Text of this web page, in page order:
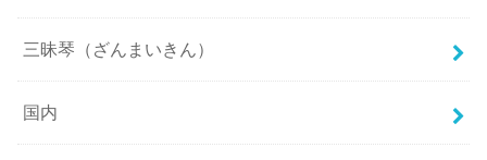
三昧琴（ざんまいきん）
国内